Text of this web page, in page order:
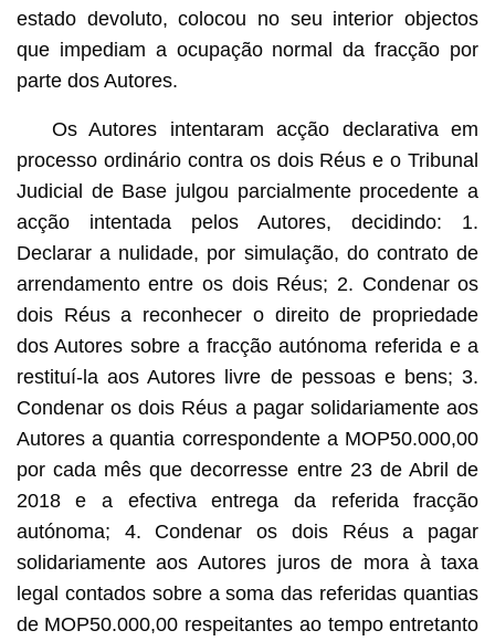
estado devoluto, colocou no seu interior objectos
que impediam a ocupação normal da fracção por
parte dos Autores.
Os Autores intentaram acção declarativa em
processo ordinário contra os dois Réus e o Tribunal
Judicial de Base julgou parcialmente procedente a
acção intentada pelos Autores, decidindo: 1.
Declarar a nulidade, por simulação, do contrato de
arrendamento entre os dois Réus; 2. Condenar os
dois Réus a reconhecer o direito de propriedade
dos Autores sobre a fracção autónoma referida e a
restituí-la aos Autores livre de pessoas e bens; 3.
Condenar os dois Réus a pagar solidariamente aos
Autores a quantia correspondente a MOP50.000,00
por cada mês que decorresse entre 23 de Abril de
2018 e a efectiva entrega da referida fracção
autónoma; 4. Condenar os dois Réus a pagar
solidariamente aos Autores juros de mora à taxa
legal contados sobre a soma das referidas quantias
de MOP50.000,00 respeitantes ao tempo entretanto